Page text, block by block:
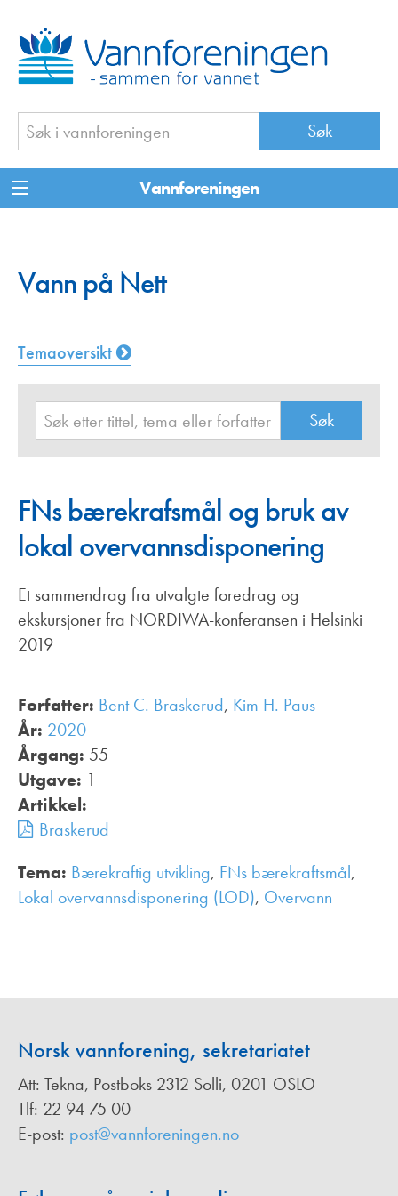
Vannforeningen
Vann på Nett
Temaoversikt
FNs bærekrafsmål og bruk av
lokal overvannsdisponering
Et sammendrag fra utvalgte foredrag og
ekskursjoner fra NORDIWA-konferansen i Helsinki
2019
Forfatter: Bent C. Braskerud, Kim H. Paus
År: 2020
Årgang: 55
Utgave: 1
Artikkel:
Braskerud
Tema: Bærekraftig utvikling, FNs bærekraftsmål,
Lokal overvannsdisponering (LOD), Overvann
Norsk vannforening, sekretariatet
Att: Tekna, Postboks 2312 Solli, 0201 OSLO
Tlf: 22 94 75 00
E-post: post@vannforeningen.no